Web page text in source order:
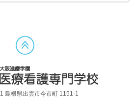
島根県出雲市今市町 1151-1